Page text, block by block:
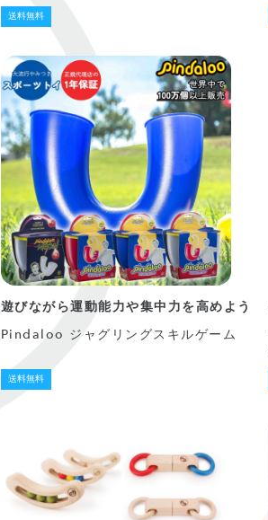
送料無料
遊びながら運動能力や集中力を高めよう
Pindaloo ジャグリングスキルゲーム
送料無料